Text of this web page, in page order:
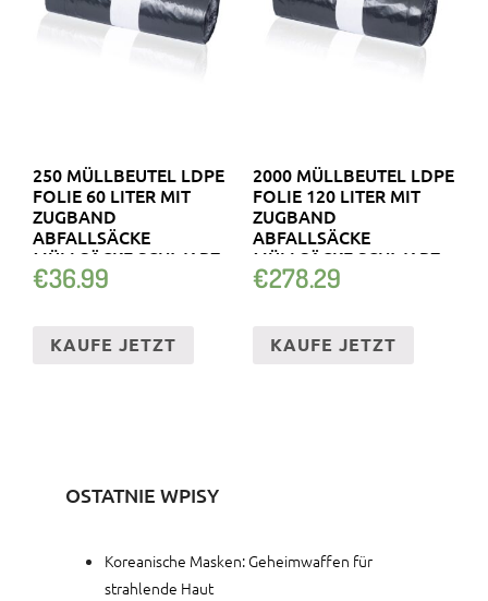
250 MÜLLBEUTEL LDPE
FOLIE 60 LITER MIT
ZUGBAND
ABFALLSÄCKE
MÜLLSÄCKE SCHWARZ
€36.99
KAUFE JETZT
2000 MÜLLBEUTEL LDPE
FOLIE 120 LITER MIT
ZUGBAND
ABFALLSÄCKE
MÜLLSÄCKE SCHWARZ
€278.29
KAUFE JETZT
OSTATNIE WPISY
Koreanische Masken: Geheimwaffen für
strahlende Haut